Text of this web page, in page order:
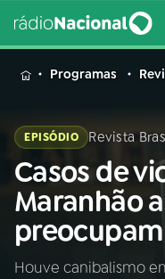
MENU
Buscar
na
Rádio
Nacional
Programas
EPISÓDIO Revista
Casos de
Maranhão
Houve canibalismo